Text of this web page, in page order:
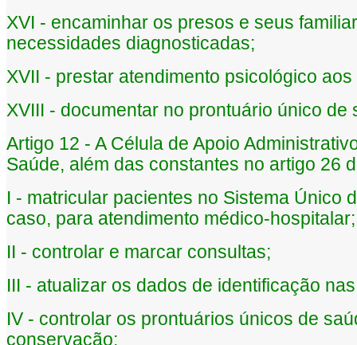
XVI - encaminhar os presos e seus
necessidades diagnosticadas;
XVII - prestar atendimento psicológico
XVIII - documentar no prontuário único
Artigo 12 - A Célula de Apoio
Saúde, além das constantes no artigo 26
I - matricular pacientes no Sistema Único
caso, para atendimento médico-hospitalar;
II - controlar e marcar consultas;
III - atualizar os dados de identificação
IV - controlar os prontuários únicos de
conservação;